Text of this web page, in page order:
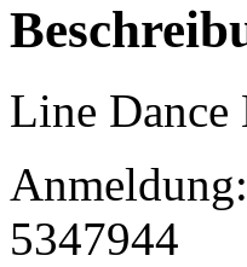
Line
5347944